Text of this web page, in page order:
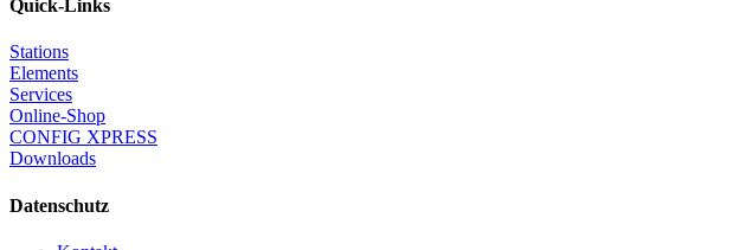
Quick-Links
Stations
Elements
Services
Online-Shop
CONFIG XPRESS
Downloads
Datenschutz